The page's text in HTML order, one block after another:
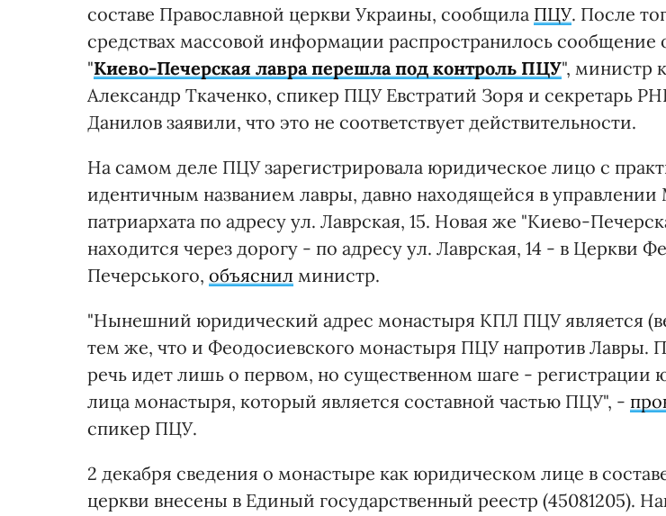
составе Православной церкви Украины, сообщила ПЦУ. После
средствах массовой информации распространилось сообщение
"Киево-Печерская лавра перешла под контроль ПЦУ", министр
Александр Ткаченко, спикер ПЦУ Евстратий Зоря и секретарь
Данилов заявили, что это не соответствует действительности.
На самом деле ПЦУ зарегистрировала юридическое лицо с
идентичным названием лавры, давно находящейся в управлении
патриархата по адресу ул. Лаврская, 15. Новая же "Киево-
находится через дорогу - по адресу ул. Лаврская, 14 - в Церкви
Печерського, объяснил министр.
"Нынешний юридический адрес монастыря КПЛ ПЦУ является
тем же, что и Феодосиевского монастыря ПЦУ напротив Лавры.
речь идет лишь о первом, но существенном шаге - регистрации
лица монастыря, который является составной частью ПЦУ", -
спикер ПЦУ.
2 декабря сведения о монастыре как юридическом лице в
церкви внесены в Единый государственный реестр (45081205).